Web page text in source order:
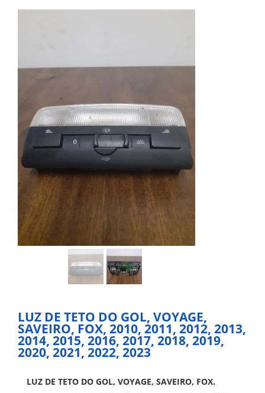
LUZ DE TETO DO GOL, VOYAGE,
SAVEIRO, FOX, 2010, 2011, 2012, 2013,
2014, 2015, 2016, 2017, 2018, 2019,
2020, 2021, 2022, 2023
LUZ DE TETO DO GOL, VOYAGE, SAVEIRO, FOX.